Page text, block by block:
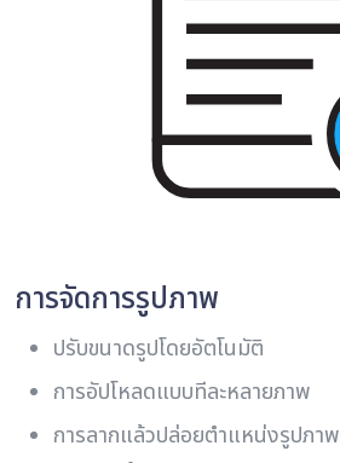
การจัดการรูปภาพ
ปรับขนาดรูปโดยอัตโนมัติ
การอัปโหลดแบบทีละหลายภาพ
การลากแล้วปล่อยตําแหน่งรูปภาพ